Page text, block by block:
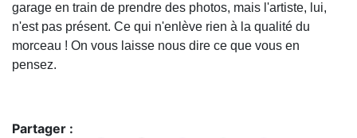
garage en train de prendre des photos, mais l'artiste, lui,
n'est pas présent. Ce qui n'enlève rien à la qualité du
morceau ! On vous laisse nous dire ce que vous en
pensez.
Partager :